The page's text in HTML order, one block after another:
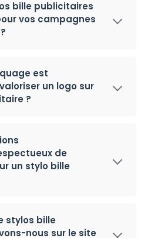
bille publicitaires
vos campagnes
est
un logo sur
?
de
un stylo bille
stylos bille
nous sur le site